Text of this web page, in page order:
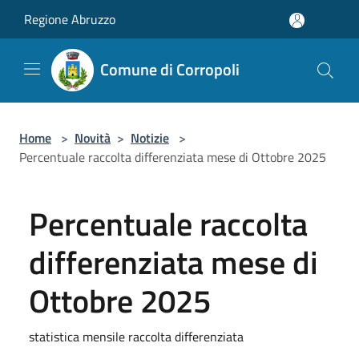
Regione Abruzzo
Comune di Corropoli
Home > Novità > Notizie >
Percentuale raccolta differenziata mese di Ottobre 2025
Percentuale raccolta
differenziata mese di
Ottobre 2025
statistica mensile raccolta differenziata